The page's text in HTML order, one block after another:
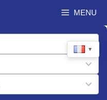
MENU
▼